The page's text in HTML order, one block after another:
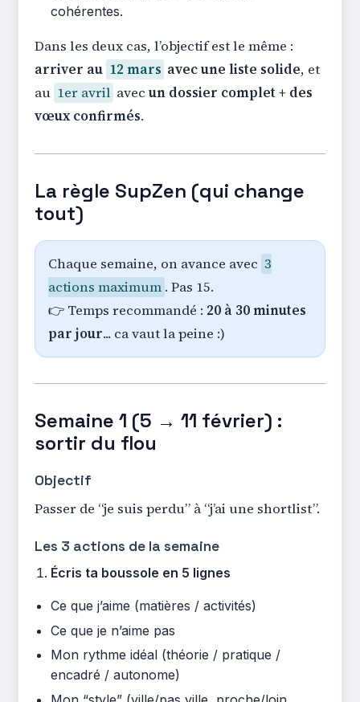
cohérentes.
Dans les deux cas, l’objectif est le même :
arriver au 12 mars avec une liste solide, et
au 1er avril avecun dossier complet + des
vœux confirmés.
La règle SupZen (qui change
tout)
Chaque semaine, on avance avec 3
actions maximum . Pas 15.
👉 Temps recommandé : 20 à 30 minutes
par jour... ca vaut la peine :)
Semaine 1 (5 → 11 février) :
sortir du flou
Objectif
Passer de “je suis perdu” à “j’ai une shortlist”.
Les 3 actions de la semaine
Écris ta boussole en 5 lignes
Ce que j’aime (matières / activités)
Ce que je n’aime pas
Mon rythme idéal (théorie / pratique /
encadré / autonome)